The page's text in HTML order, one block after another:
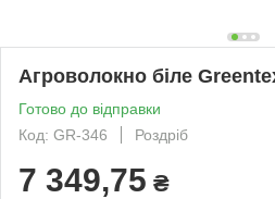
Агроволокно біле
Готово до відправки
Код: GR-346
Роздріб
7 349,75 ₴